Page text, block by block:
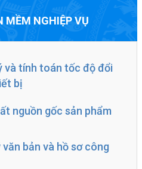
MỀM NGHIỆP VỤ
và tính toán tốc độ đổi
bị
nguồn gốc sản phẩm
bản và hồ sơ công